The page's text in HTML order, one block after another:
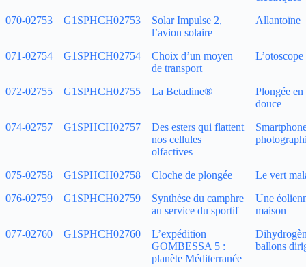
070‑02753
G1SPHCH02753
Solar Impulse 2,
l’avion solaire
Allantoïne
071‑02754 G1SPHCH02754
Choix d’un moyen
de transport
L’otoscope
072‑02755 G1SPHCH02755 La Betadine®
Plongée en
douce
074‑02757
G1SPHCH02757
Des esters qui flattent
nos cellules
olfactives
075‑02758 G1SPHCH02758 Cloche de plongée
Le vert
076‑02759
G1SPHCH02759
Synthèse du camphre
au service du sportif
Une
maison
077‑02760
G1SPHCH02760
L’expédition
GOMBESSA 5 :
planète Méditerranée
ballons